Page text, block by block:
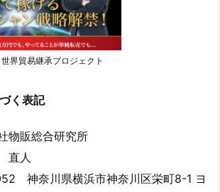
界貿易継承プロジェクト
く表記
物販総合研究所
直人
神奈川県横浜市神奈川区栄町8-1 ヨ